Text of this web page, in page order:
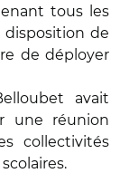
tous les
disposition de
de déployer
avait
une réunion
collectivités